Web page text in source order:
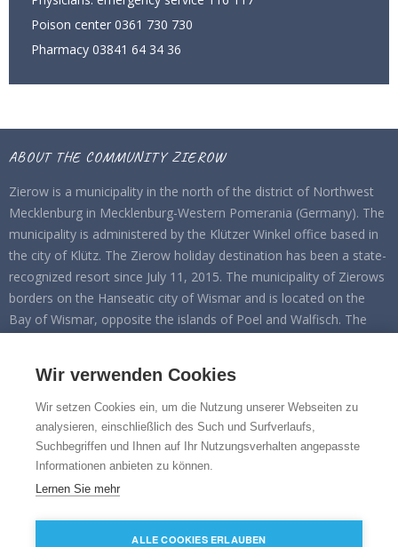
Poison center 0361 730 730
Pharmacy 03841 64 34 36
ABOUT THE COMMUNITY ZIEROW
Zierow is a municipality in the north of the district of Northwest
Mecklenburg in Mecklenburg-Western Pomerania (Germany). The
municipality is administered by the Klützer Winkel office based in
the city of Klütz. The Zierow holiday destination has been a state-
recognized resort since July 11, 2015. The municipality of Zierows
borders on the Hanseatic city of Wismar and is located on the
Bay of Wismar, opposite the islands of Poel and Walfisch. The
of Eggerstorf, Fliemstorf, Landstorf and Wisch.
FOLGEN SIE UNS AUF
Facebook
Instagram
Wir verwenden Cookies
Wir setzen Cookies ein, um die Nutzung unserer Webseiten zu
analysieren, einschließlich des Such und Surfverlaufs,
Suchbegriffen und Ihnen auf Ihr Nutzungsverhalten angepasste
Informationen anbieten zu können.
Lernen Sie mehr
ALLE COOKIES ERLAUBEN